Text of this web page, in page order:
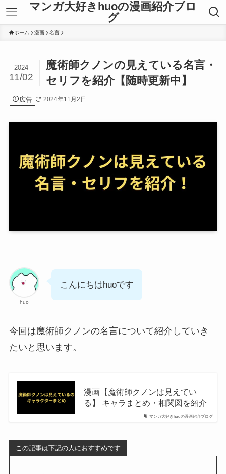
マンガ大好きhuoの漫画紹介ブロ
グ
ホーム 漫画 名言
魔術師クノンの見えている名言・
セリフを紹介【随時更新中】
2024
11/02
広告 2024年11月2日
huo
こんにちはhuoです
今回は魔術師クノンの名言について紹介していき
たいと思います。
マンガ大好きhuoの漫画紹介ブログ
漫画【魔術師クノンは見えてい
る】 キャラまとめ・相関図を紹介
この記事は下記の人におすすめです